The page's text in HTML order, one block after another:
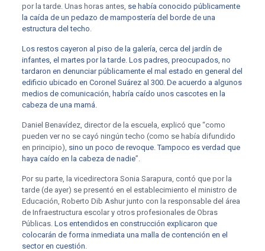
por la tarde. Unas horas antes, se había conocido públicamente
la caída de un pedazo de mampostería del borde de una
estructura del techo.
Los restos cayeron al piso de la galería, cerca del jardín de
infantes, el martes por la tarde. Los padres, preocupados, no
tardaron en denunciar públicamente el mal estado en general del
edificio ubicado en Coronel Suárez al 300. De acuerdo a algunos
medios de comunicación, habría caído unos cascotes en la
cabeza de una mamá.
Daniel Benavídez, director de la escuela, explicó que “como
pueden ver no se cayó ningún techo (como se había difundido
en principio), sino un poco de revoque.Tampoco es verdad que
haya caído en la cabeza de nadie”.
Por su parte, la vicedirectora Sonia Sarapura, contó que por la
tarde (de ayer) se presentó en el establecimiento el ministro de
Educación, Roberto Dib Ashur junto con la responsable del área
de Infraestructura escolar y otros profesionales de Obras
Públicas. Los entendidos en construcción explicaron que
colocarán de forma inmediata una malla de contención en el
sector en cuestión.